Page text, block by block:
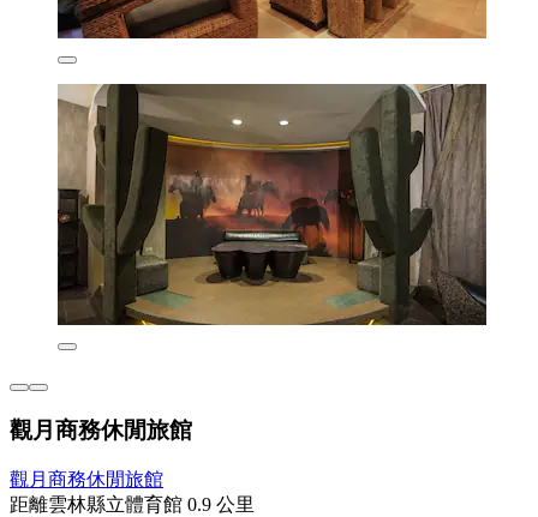
觀月商務休閒旅館
觀月商務休閒旅館
距離雲林縣立體育館 0.9 公里